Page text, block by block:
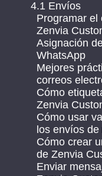
4.1 Envíos
Programar el
Zenvia
Asignación
WhatsApp
Mejores
correos
Cómo
Zenvia
Cómo usar
los envíos
Cómo crear
de Zenvia
Enviar